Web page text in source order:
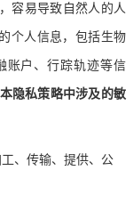
容易导致自然人的人
个人信息，包括生物
账户、行踪轨迹等信
本隐私策略中涉及的敏
、传输、提供、公